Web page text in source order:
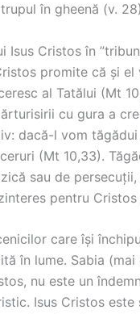
în gheenă (v.
Cristos în
promite că și el
al Tatălui (Mt
cu gura a
dacă-l vom
(Mt 10,33).
sau de
pentru Cristos
care își
în lume. Sabia
nu este un
Isus Cristos este